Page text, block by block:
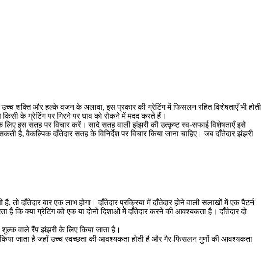
शक्ति और हल्के वजन के अलावा, इस प्रकार की ग्रेटिंग में फिसलन रहित विशेषताएँ भी होती
के ग्रेटिंग पर गिरने पर घाव को रोकने में मदद करते हैं।
इस सतह पर विचार करें। सादे सतह वाली झंझरी की उत्कृष्ट स्व-सफाई विशेषताएँ इसे
है, वैकल्पिक दाँतेदार सतह के विनिर्देश पर विचार किया जाना चाहिए। जब ​​दाँतेदार झंझरी
दाँतेदार बार एक लाभ होगा। दाँतेदार प्रक्रिया में दाँतेदार होने वाली सलाखों में एक पैटर्न
कि क्या ग्रेटिंग को एक या दोनों दिशाओं में दाँतेदार करने की आवश्यकता है। दाँतेदार दो
वाले रैंप झंझरी के लिए किया जाता है।
जाता है जहाँ उच्च स्वच्छता की आवश्यकता होती है और गैर-फिसलन गुणों की आवश्यकता